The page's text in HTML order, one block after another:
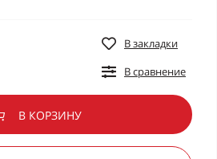
В закладки
В сравнение
В КОРЗИНУ